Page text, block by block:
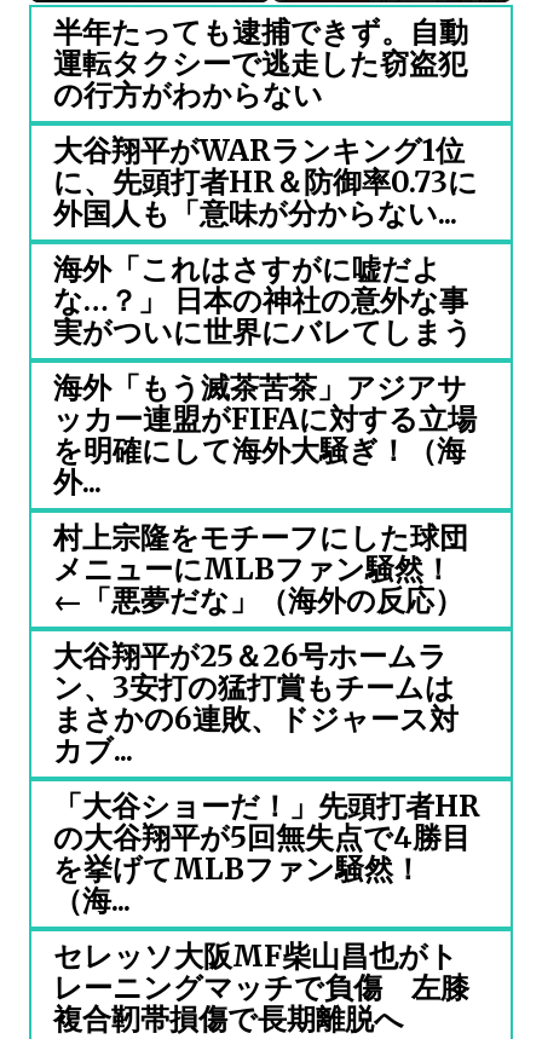
集合！新作フレーバーやモンス
ターボール型の商品など見どこ
ろ満載の“31ポケ夏！”キャンペ
ーンが8月1日より堂々開催！
半年たっても逮捕できず。自動
運転タクシーで逃走した窃盗犯
の行方がわからない
大谷翔平がWARランキング1位
に、先頭打者HR＆防御率0.73に
外国人も「意味が分からない...
海外「これはさすがに嘘だよ
な…？」 日本の神社の意外な事
実がついに世界にバレてしまう
海外「もう滅茶苦茶」アジアサ
ッカー連盟がFIFAに対する立場
を明確にして海外大騒ぎ！（海
外...
村上宗隆をモチーフにした球団
メニューにMLBファン騒然！
←「悪夢だな」（海外の反応）
大谷翔平が25＆26号ホームラ
ン、3安打の猛打賞もチームは
まさかの6連敗、ドジャース対
カブ...
「大谷ショーだ！」先頭打者HR
の大谷翔平が5回無失点で4勝目
を挙げてMLBファン騒然！
（海...
セレッソ大阪MF柴山昌也がト
レーニングマッチで負傷 左膝
複合靭帯損傷で長期離脱へ